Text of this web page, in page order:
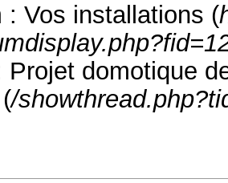
: Vos installations (
Projet domotique
/